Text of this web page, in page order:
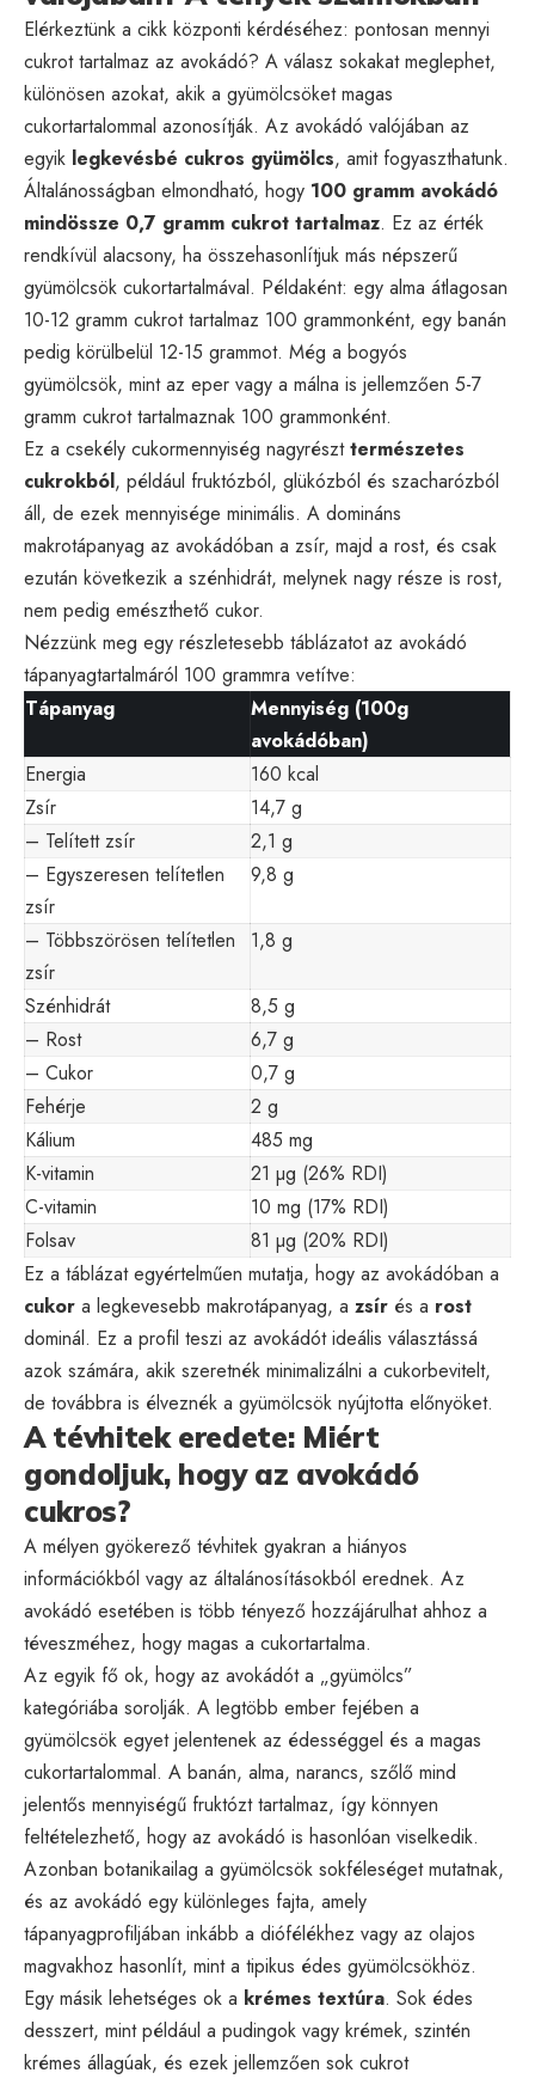
Elérkeztünk a cikk központi kérdéséhez: pontosan mennyi
cukrot tartalmaz az avokádó? A válasz sokakat meglephet,
különösen azokat, akik a gyümölcsöket magas
cukortartalommal azonosítják. Az avokádó valójában az
egyik legkevésbé cukros gyümölcs, amit fogyaszthatunk.
Általánosságban elmondható, hogy 100 gramm avokádó
mindössze 0,7 gramm cukrot tartalmaz. Ez az érték
rendkívül alacsony, ha összehasonlítjuk más népszerű
gyümölcsök cukortartalmával. Példaként: egy alma átlagosan
10-12 gramm cukrot tartalmaz 100 grammonként, egy banán
pedig körülbelül 12-15 grammot. Még a bogyós
gyümölcsök, mint az eper vagy a málna is jellemzően 5-7
gramm cukrot tartalmaznak 100 grammonként.
Ez a csekély cukormennyiség nagyrészttermészetes
cukrokból, például fruktózból, glükózból és szacharózból
áll, de ezek mennyisége minimális. A domináns
makrotápanyag az avokádóban a zsír, majd a rost, és csak
ezután következik a szénhidrát, melynek nagy része is rost,
nem pedig emészthető cukor.
Nézzünk meg egy részletesebb táblázatot az avokádó
tápanyagtartalmáról 100 grammra vetítve:
Tápanyag
Mennyiség (100g
avokádóban)
Energia
160 kcal
Zsír
14,7 g
– Telített zsír
2,1 g
– Egyszeresen telítetlen
zsír
9,8 g
– Többszörösen telítetlen
zsír
1,8 g
Szénhidrát
8,5 g
– Rost
6,7 g
– Cukor
0,7 g
Fehérje
2 g
Kálium
485 mg
K-vitamin
21 µg (26% RDI)
C-vitamin
10 mg (17% RDI)
Folsav
81 µg (20% RDI)
Ez a táblázat egyértelműen mutatja, hogy az avokádóban a
cukor a legkevesebb makrotápanyag, a zsír és a rost
dominál. Ez a profil teszi az avokádót ideális választássá
azok számára, akik szeretnék minimalizálni a cukorbevitelt,
de továbbra is élveznék a gyümölcsök nyújtotta előnyöket.
A tévhitek eredete: Miért
gondoljuk, hogy az avokádó
cukros?
A mélyen gyökerező tévhitek gyakran a hiányos
információkból vagy az általánosításokból erednek. Az
avokádó esetében is több tényező hozzájárulhat ahhoz a
téveszméhez, hogy magas a cukortartalma.
Az egyik fő ok, hogy az avokádót a „gyümölcs”
kategóriába sorolják. A legtöbb ember fejében a
gyümölcsök egyet jelentenek az édességgel és a magas
cukortartalommal. A banán, alma, narancs, szőlő mind
jelentős mennyiségű fruktózt tartalmaz, így könnyen
feltételezhető, hogy az avokádó is hasonlóan viselkedik.
Azonban botanikailag a gyümölcsök sokféleséget mutatnak,
és az avokádó egy különleges fajta, amely
tápanyagprofiljában inkább a diófélékhez vagy az olajos
magvakhoz hasonlít, mint a tipikus édes gyümölcsökhöz.
Egy másik lehetséges ok a krémes textúra. Sok édes
desszert, mint például a pudingok vagy krémek, szintén
krémes állagúak, és ezek jellemzően sok cukrot